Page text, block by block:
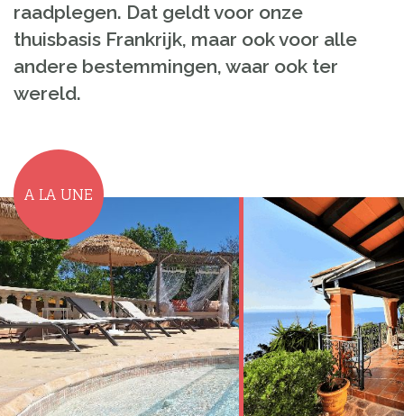
raadplegen. Dat geldt voor onze
thuisbasis Frankrijk, maar ook voor alle
andere bestemmingen, waar ook ter
wereld.
A LA UNE